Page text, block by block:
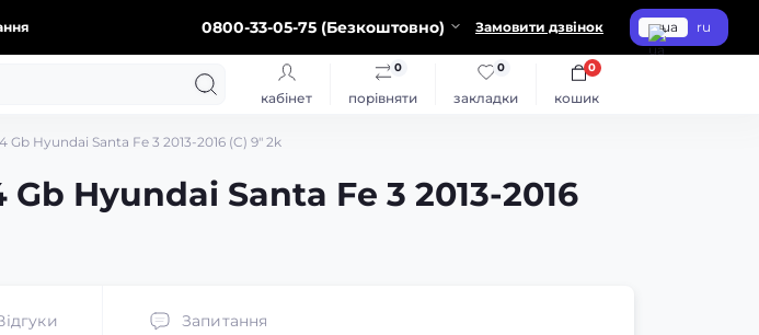
0800-33-05-75 (Безкоштовно) Замовити дзвінок ua ru
кабінет порівняти
0
закладки
0
кошик
0
Gb Hyundai Santa Fe 3 2013-2016 (C) 9" 2k
Hyundai Santa Fe 3 2013-2016
Запитання